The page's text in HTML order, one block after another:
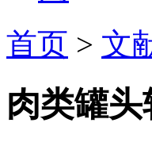
首页 > 文
肉类罐